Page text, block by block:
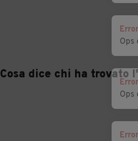
Cosa dice chi ha trovato
Error
Ops
Error
Ops
Error